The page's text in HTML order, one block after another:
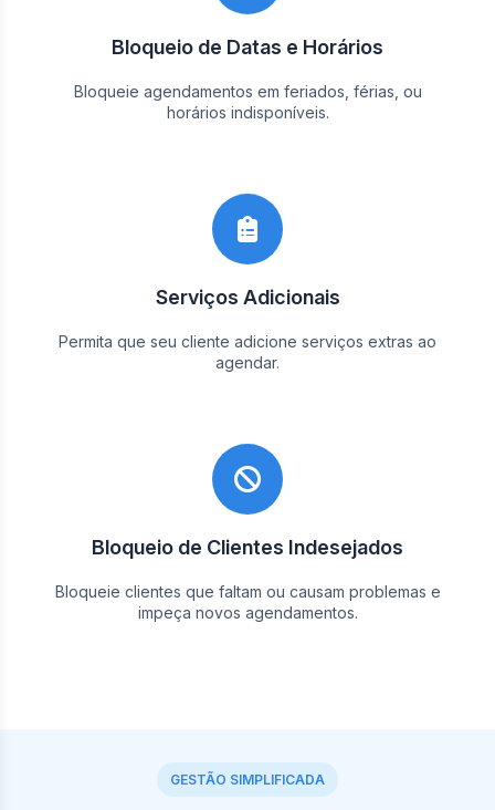
Bloqueio de Datas e Horários
Bloqueie agendamentos em feriados, férias, ou
horários indisponíveis.
Serviços Adicionais
Permita que seu cliente adicione serviços extras ao
agendar.
Bloqueio de Clientes Indesejados
Bloqueie clientes que faltam ou causam problemas e
impeça novos agendamentos.
GESTÃO SIMPLIFICADA